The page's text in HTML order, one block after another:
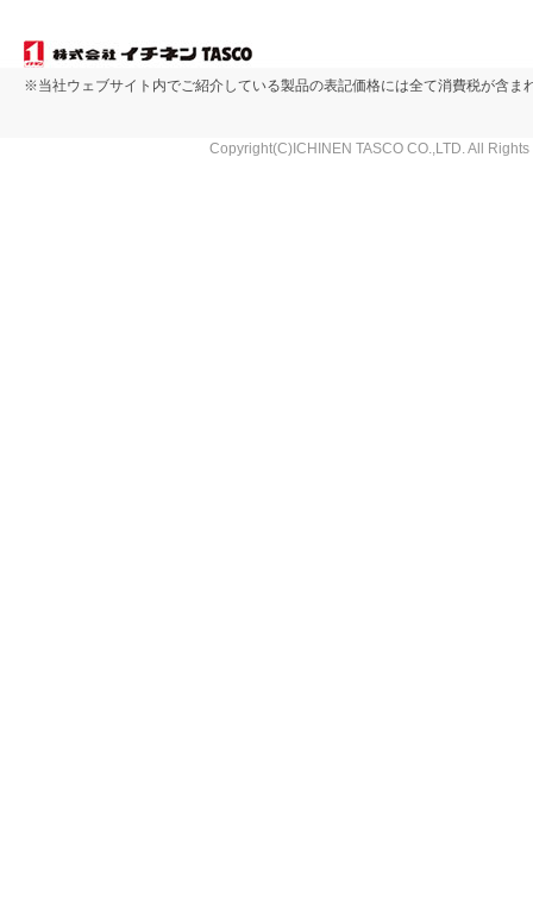
※当社ウェブサイト内でご紹介している製品の表記価格には全て消費税が含ま
Copyright(C)ICHINEN TASCO CO.,LTD. All